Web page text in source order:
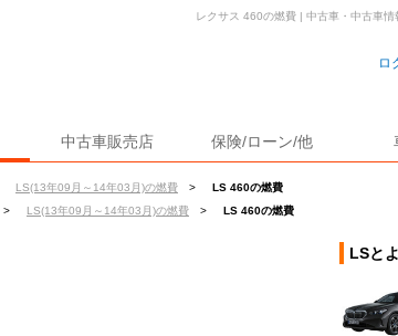
ロ
中古車販売店 保険/ローン/他
LS(13年09月～14年03月)の燃費 >
LS 460の燃費
> LS(13年09月～14年03月)の燃費 > LS 460の燃費
レクサス 460の燃費 | 中古車・中古車情
LSと